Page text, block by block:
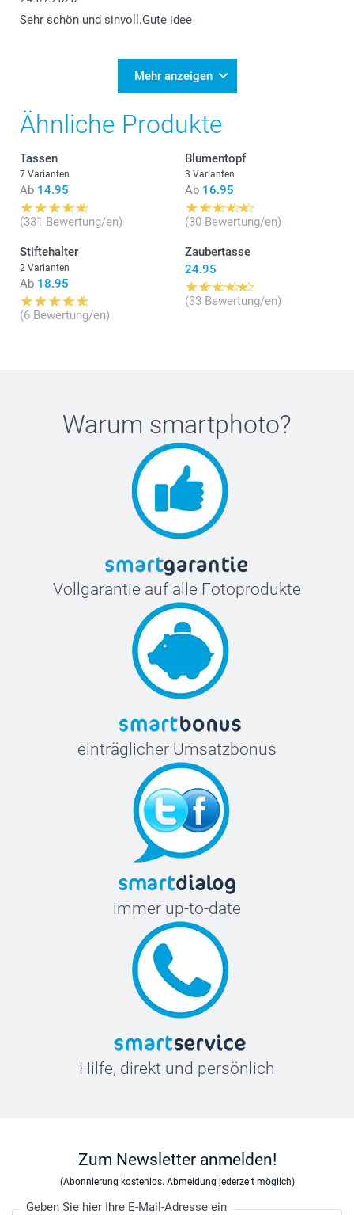
Sehr schön und sinvoll.Gute idee
Mehr anzeigen
Ähnliche Produkte
Tassen
7 Varianten
Ab 14.95
(331 Bewertung/en)
Blumentopf
3 Varianten
Ab 16.95
(30 Bewertung/en)
Stiftehalter
2 Varianten
Ab 18.95
(6 Bewertung/en)
Zaubertasse
24.95
(33 Bewertung/en)
Warum smartphoto?
Vollgarantie auf alle Fotoprodukte
einträglicher Umsatzbonus
immer up-to-date
Hilfe, direkt und persönlich
Zum Newsletter anmelden!
(Abonnierung kostenlos. Abmeldung jederzeit möglich)
Geben Sie hier Ihre E-Mail-Adresse ein